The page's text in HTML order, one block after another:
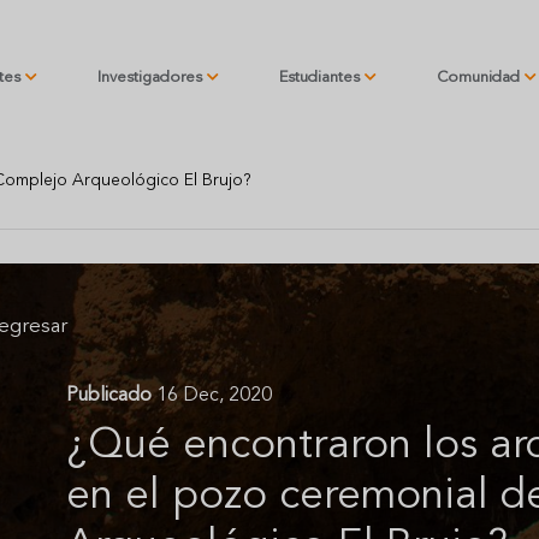
Investigadores Estudiantes Comunidad
Arqueológico El Brujo?
Publicado16 Dec, 2020
¿Qué encontraron los
en el pozo ceremonial